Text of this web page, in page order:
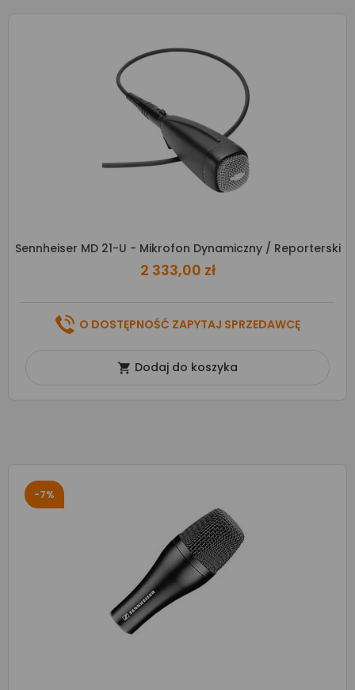
Sennheiser MD 21-U - Mikrofon Dynamiczny / Reporterski
2 333,00 zł
O DOSTĘPNOŚĆ ZAPYTAJ SPRZEDAWCĘ
 Dodaj do koszyka
-7%